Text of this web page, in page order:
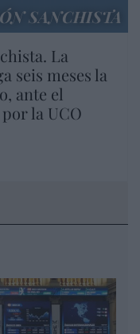
SANCHISTA
La
seis meses la
ante el
la UCO